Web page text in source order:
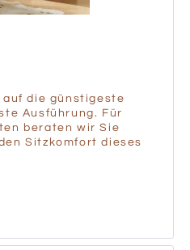
auf die günstigeste
Ausführung. Für
beraten wir Sie
Sitzkomfort dieses